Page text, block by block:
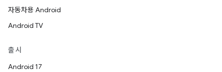
자동차용 Android
Android TV
출시
Android 17